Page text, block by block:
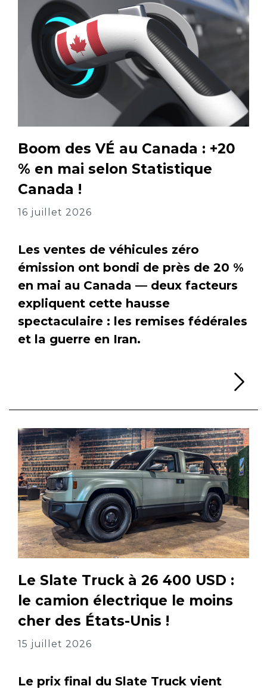
Boom des VÉ au Canada : +20
% en mai selon Statistique
Canada !
16 juillet 2026
Les ventes de véhicules zéro
émission ont bondi de près de 20 %
en mai au Canada — deux facteurs
expliquent cette hausse
spectaculaire : les remises fédérales
et la guerre en Iran.
Le Slate Truck à 26 400 USD :
le camion électrique le moins
cher des États-Unis !
15 juillet 2026
Le prix final du Slate Truck vient